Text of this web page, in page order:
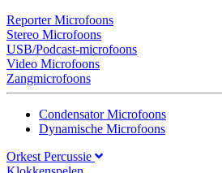
Reporter Microfoons
Stereo Microfoons
USB/Podcast-microfoons
Video Microfoons
Zangmicrofoons
Condensator Microfoons
Dynamische Microfoons
Orkest Percussie